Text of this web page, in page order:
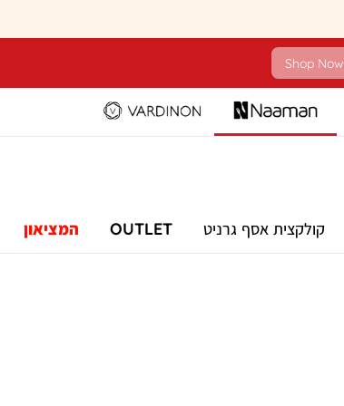
Shop Now
קולקצית אסף גרניט OUTLET המציאון